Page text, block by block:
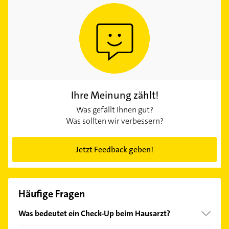
Ihre Meinung zählt!
Was gefällt Ihnen gut?
Was sollten wir verbessern?
Jetzt Feedback geben!
Häufige Fragen
Was bedeutet ein Check-Up beim Hausarzt?